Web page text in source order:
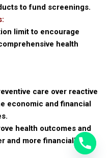
to fund screenings.
limit to encourage
health
care over reactive
economic and financial
health outcomes and
and more financially